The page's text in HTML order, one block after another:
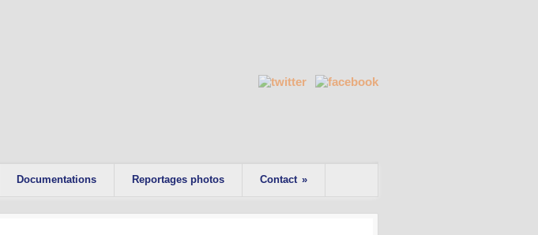
Documentations Reportages photos Contact »